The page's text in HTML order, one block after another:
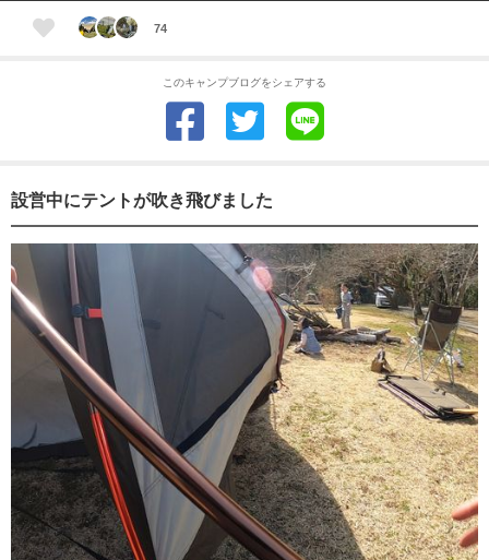
74
このキャンプブログをシェアする
設営中にテントが吹き飛びました